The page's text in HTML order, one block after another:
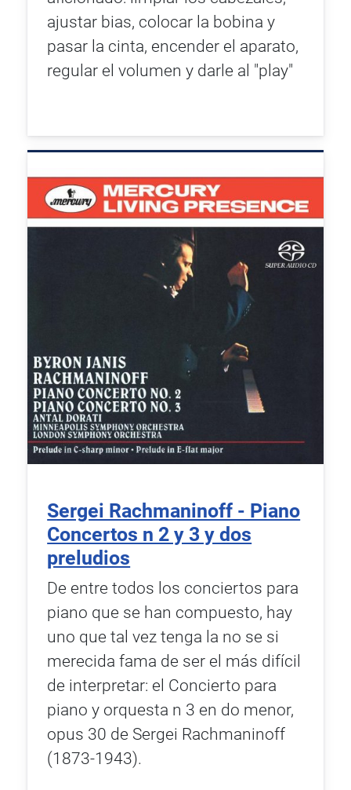
ajustar bias, colocar la bobina y
pasar la cinta, encender el aparato,
regular el volumen y darle al "play"
Sergei Rachmaninoff - Piano
Concertos n 2 y 3 y dos
preludios
De entre todos los conciertos para
piano que se han compuesto, hay
uno que tal vez tenga la no se si
merecida fama de ser el más difícil
de interpretar: el Concierto para
piano y orquesta n 3 en do menor,
opus 30 de Sergei Rachmaninoff
(1873-1943).